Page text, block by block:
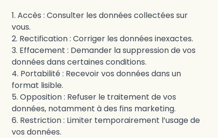
Accès : Consulter les données collectées sur
vous.
Rectification : Corriger les données inexactes.
Effacement : Demander la suppression de vos
données dans certaines conditions.
Portabilité : Recevoir vos données dans un
format lisible.
Opposition : Refuser le traitement de vos
données, notamment à des fins marketing.
Restriction : Limiter temporairement l’usage de
vos données.